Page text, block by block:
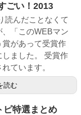
ごい！2013
読んだことなくて
「このWEBマン
賞があって受賞作
ました。 受賞作
ています。
読む
ピ特選まとめ